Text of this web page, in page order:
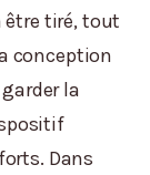
être tiré, tout
conception
la
Dans